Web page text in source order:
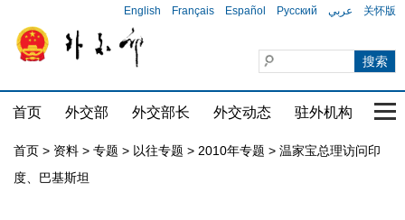
English Français Español Русский عربي 关怀版
首页 外交部 外交部长 外交动态 驻外机构 国
首页 > 资料 > 专题 > 以往专题 > 2010年专题 > 温家宝总理访问印
度、巴基斯坦